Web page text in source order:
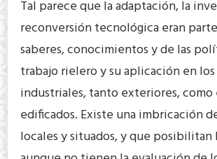
Tal parece que la adaptación, la
reconversión tecnológica eran
saberes, conocimientos y de las
trabajo rielero y su aplicación en
industriales, tanto exteriores, como
edificados. Existe una imbricación
locales y situados, y que posibilitan